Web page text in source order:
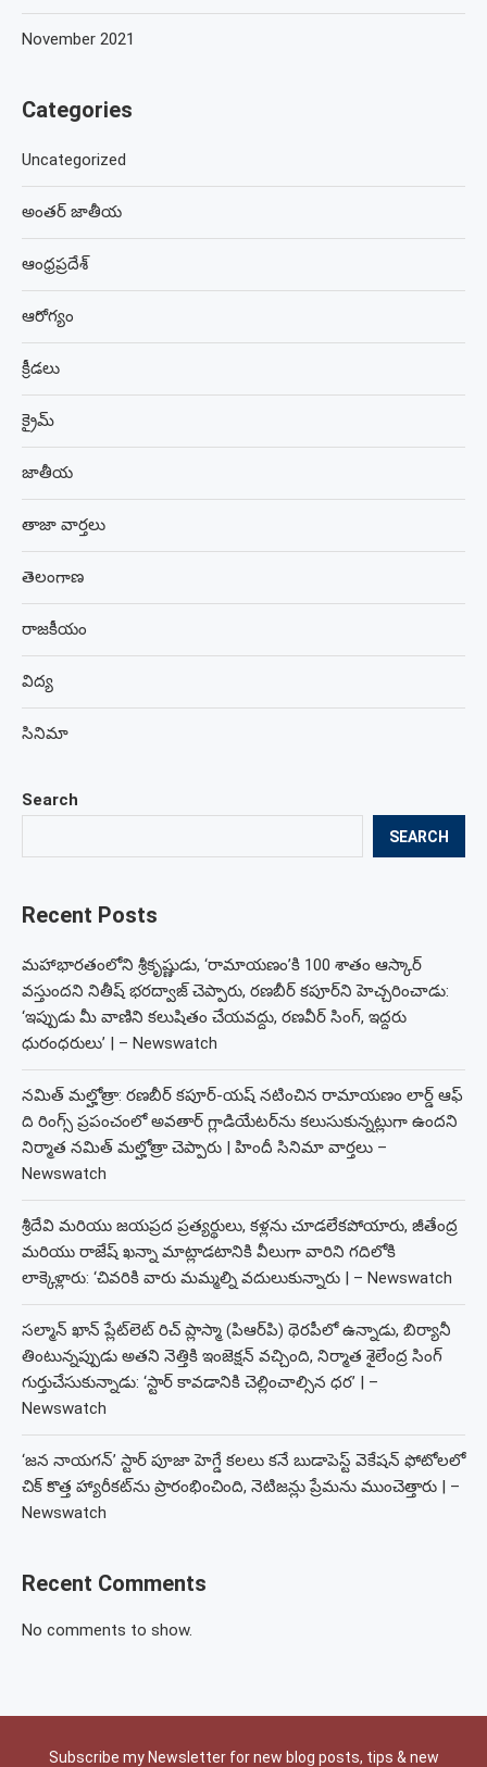
Search
SEARCH
Recent Posts
మహాభారతంలోని శ్రీకృష్ణుడు, ‘రామాయణం’కి 100 శాతం ఆస్కార్
వస్తుందని నితీష్ భరద్వాజ్ చెప్పారు, రణబీర్ కపూర్‌ని హెచ్చరించాడు:
‘ఇప్పుడు మీ వాణిని కలుషితం చేయవద్దు, రణవీర్ సింగ్, ఇద్దరు
ధురంధరులు’ | – Newswatch
నమిత్ మల్హోత్రా: రణబీర్ కపూర్-యష్ నటించిన రామాయణం లార్డ్ ఆఫ్
ది రింగ్స్ ప్రపంచంలో అవతార్ గ్లాడియేటర్‌ను కలుసుకున్నట్లుగా ఉందని
నిర్మాత నమిత్ మల్హోత్రా చెప్పారు | హిందీ సినిమా వార్తలు –
Newswatch
శ్రీదేవి మరియు జయప్రద ప్రత్యర్థులు, కళ్లను చూడలేకపోయారు, జీతేంద్ర
మరియు రాజేష్ ఖన్నా మాట్లాడటానికి వీలుగా వారిని గదిలోకి
లాక్కెళ్లారు: ‘చివరికి వారు మమ్మల్ని వదులుకున్నారు | – Newswatch
సల్మాన్ ఖాన్ ప్లేట్‌లెట్ రిచ్ ప్లాస్మా (పిఆర్‌పి) థెరపీలో ఉన్నాడు, బిర్యానీ
తింటున్నప్పుడు అతని నెత్తికి ఇంజెక్షన్ వచ్చింది, నిర్మాత శైలేంద్ర సింగ్
గుర్తుచేసుకున్నాడు: ‘స్టార్ కావడానికి చెల్లించాల్సిన ధర’ | –
Newswatch
‘జన నాయగన్’ స్టార్ పూజా హెగ్డే కలలు కనే బుడాపెస్ట్ వెకేషన్ ఫోటోలలో
చిక్ కొత్త హ్యారీకట్‌ను ప్రారంభించింది, నెటిజన్లు ప్రేమను ముంచెత్తారు | –
Newswatch
Recent Comments
No comments to show.
November 2021
Categories
Uncategorized
అంతర్ జాతీయ
ఆంధ్రప్రదేశ్
ఆరోగ్యం
క్రీడలు
క్రైమ్
జాతీయ
తాజా వార్తలు
తెలంగాణ
రాజకీయం
విద్య
సినిమా
Subscribe my Newsletter for new blog posts, tips & new